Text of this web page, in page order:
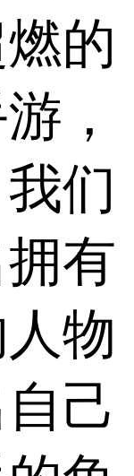
的
，
们
有
物
己